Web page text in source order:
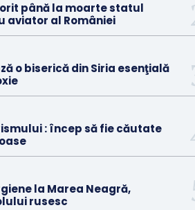
până la moarte statul
aviator al României
o biserică din Siria esenţială
: încep să fie căutate
la Marea Neagră,
rusesc